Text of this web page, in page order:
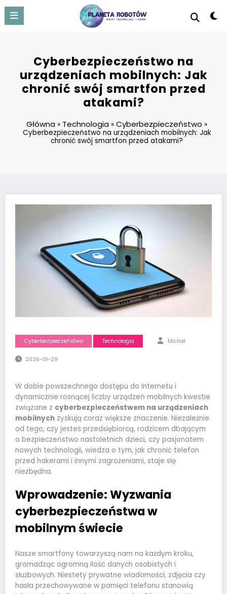
content
Cyberbezpieczeństwo na
urządzeniach mobilnych: Jak
chronić swój smartfon przed
atakami?
Główna » Technologia »Cyberbezpieczeństwo »
Cyberbezpieczeństwo na urządzeniach mobilnych: Jak
chronić swój smartfon przed atakami?
Cyberbezpieczeństwo Technologia Michał
2026-01-29
W dobie powszechnego dostępu do Internetu i
dynamicznie rosnącej liczby urządzeń mobilnych kwestie
związane z cyberbezpieczeństwem na urządzeniach
mobilnych zyskują coraz większe znaczenie. Niezależnie
od tego, czy jesteś przedsiębiorcą, rodzicem dbającym
o bezpieczeństwo nastoletnich dzieci, czy pasjonatem
nowych technologii, wiedza o tym, jak chronić telefon
przed hakerami i innymi zagrożeniami, staje się
niezbędna.
Wprowadzenie: Wyzwania
cyberbezpieczeństwa w
mobilnym świecie
Nasze smartfony towarzyszą nam na każdym kroku,
gromadząc ogromną ilość danych osobistych i
służbowych. Niestety prywatne wiadomości, zdjęcia czy
hasła przechowywane w pamięci telefonu stanowią